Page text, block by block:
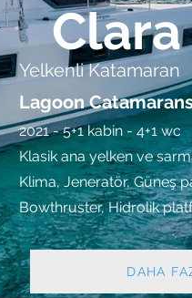
DAHA
Yelkenli Katamaran
Lagoon
2021 - 5+1 kabin - 4+1 wc
Klasik ana yelken ve
Klima, Jeneratör, Güneş
Bowthruster, Hidrolik
Clara